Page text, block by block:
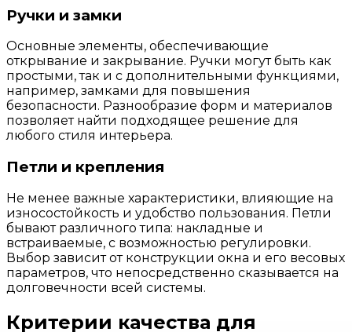
Ручки и замки
Основные элементы, обеспечивающие
открывание и закрывание. Ручки могут быть как
простыми, так и с дополнительными функциями,
например, замками для повышения
безопасности. Разнообразие форм и материалов
позволяет найти подходящее решение для
любого стиля интерьера.
Петли и крепления
Не менее важные характеристики, влияющие на
износостойкость и удобство пользования. Петли
бывают различного типа: накладные и
встраиваемые, с возможностью регулировки.
Выбор зависит от конструкции окна и его весовых
параметров, что непосредственно сказывается на
долговечности всей системы.
Критерии качества для